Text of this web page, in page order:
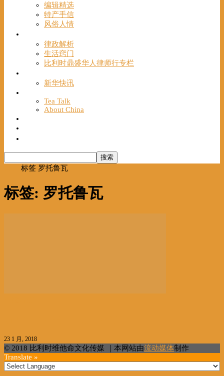
编辑精选
特产手信
风俗人情
律政解析
生活窍门
比利时鼎盛华人律师行专栏
新华快讯
Tea Talk
About China
标签 罗托鲁瓦
标签: 罗托鲁瓦
23 1 月, 2018
© 2018 比利时维他命文化传媒 ｜本网站由流动媒体制作
Translate »